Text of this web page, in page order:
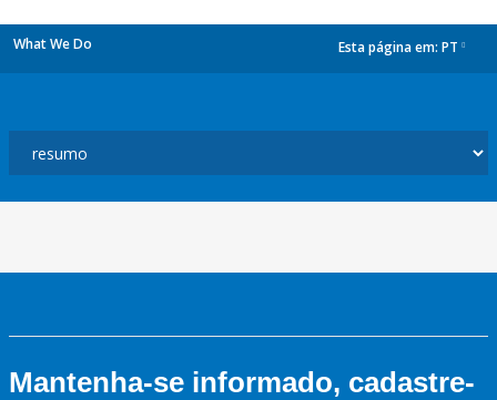
What We Do Esta página em: PT
Mantenha-se informado, cadastre-